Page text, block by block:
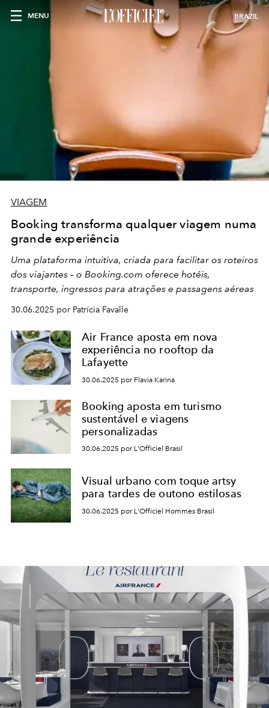
MENU BRAZIL
VIAGEM
Booking transforma qualquer viagem numa
grande experiência
Uma plataforma intuitiva, criada para facilitar os roteiros
dos viajantes – o Booking.com oferece hotéis,
transporte, ingressos para atrações e passagens aéreas
30.06.2025 por Patrícia Favalle
Air France aposta em nova
experiência no rooftop da
Lafayette
30.06.2025 por Flavia Karina
Booking aposta em turismo
sustentável e viagens
personalizadas
30.06.2025 por L'Officiel Brasil
Visual urbano com toque artsy
para tardes de outono estilosas
30.06.2025 por L'Officiel Hommes Brasil